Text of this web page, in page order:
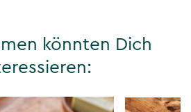
könnten Dich